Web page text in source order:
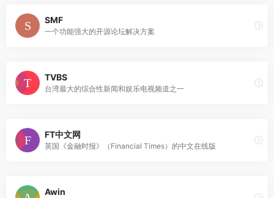
SMF
一个功能强大的开源论坛解决方案
TVBS
台湾最大的综合性新闻和娱乐电视频道之一
FT中文网
英国《金融时报》（Financial Times）的中文在线版
Awin